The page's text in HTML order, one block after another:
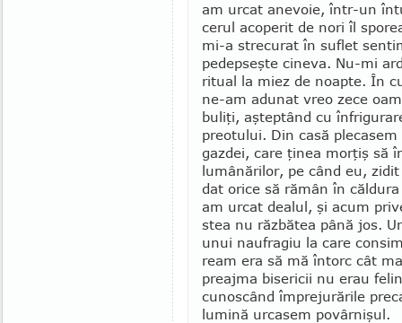
am urcat anevoie, într-un
cerul acoperit de nori îl
mi-a strecurat în suflet
pedepseşte cineva. Nu-mi
ritual la miez de noapte. În
ne-am adunat vreo zece
buliţi, aşteptând cu
preotului. Din casă
gazdei, care ţinea morţiş să
lumânărilor, pe când eu,
dat orice să rămân în
am urcat dealul, şi acum
stea nu răzbătea până jos.
unui nau­fragiu la care
ream era să mă în­torc cât
preajma bisericii nu erau
cunoscând îm­prejurările
lumină ur­casem povâr­ni­şul.